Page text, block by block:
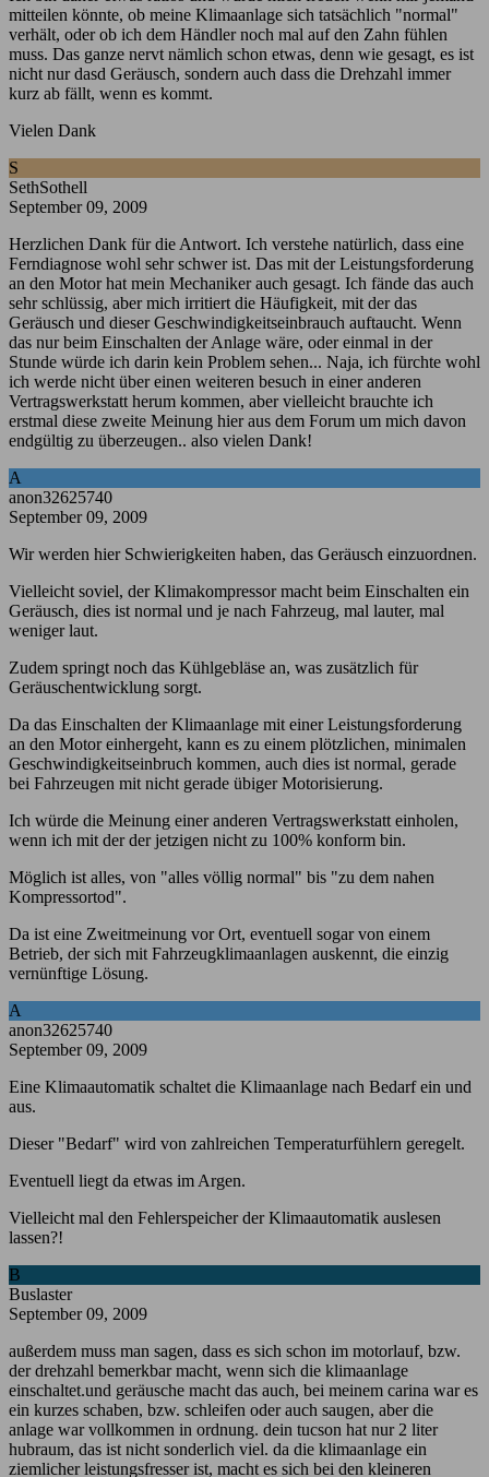
mitteilen könnte, ob meine Klimaanlage sich tatsächlich "normal"
verhält, oder ob ich dem Händler noch mal auf den Zahn fühlen
muss. Das ganze nervt nämlich schon etwas, denn wie gesagt, es ist
nicht nur dasd Geräusch, sondern auch dass die Drehzahl immer
kurz ab fällt, wenn es kommt.
Vielen Dank
S
SethSothell
September 09, 2009
Herzlichen Dank für die Antwort. Ich verstehe natürlich, dass eine
Ferndiagnose wohl sehr schwer ist. Das mit der Leistungsforderung
an den Motor hat mein Mechaniker auch gesagt. Ich fände das auch
sehr schlüssig, aber mich irritiert die Häufigkeit, mit der das
Geräusch und dieser Geschwindigkeitseinbrauch auftaucht. Wenn
das nur beim Einschalten der Anlage wäre, oder einmal in der
Stunde würde ich darin kein Problem sehen... Naja, ich fürchte wohl
ich werde nicht über einen weiteren besuch in einer anderen
Vertragswerkstatt herum kommen, aber vielleicht brauchte ich
erstmal diese zweite Meinung hier aus dem Forum um mich davon
endgültig zu überzeugen.. also vielen Dank!
A
anon32625740
September 09, 2009
Wir werden hier Schwierigkeiten haben, das Geräusch einzuordnen.
Vielleicht soviel, der Klimakompressor macht beim Einschalten ein
Geräusch, dies ist normal und je nach Fahrzeug, mal lauter, mal
weniger laut.
Zudem springt noch das Kühlgebläse an, was zusätzlich für
Geräuschentwicklung sorgt.
Da das Einschalten der Klimaanlage mit einer Leistungsforderung
an den Motor einhergeht, kann es zu einem plötzlichen, minimalen
Geschwindigkeitseinbruch kommen, auch dies ist normal, gerade
bei Fahrzeugen mit nicht gerade übiger Motorisierung.
Ich würde die Meinung einer anderen Vertragswerkstatt einholen,
wenn ich mit der der jetzigen nicht zu 100% konform bin.
Möglich ist alles, von "alles völlig normal" bis "zu dem nahen
Kompressortod".
Da ist eine Zweitmeinung vor Ort, eventuell sogar von einem
Betrieb, der sich mit Fahrzeugklimaanlagen auskennt, die einzig
vernünftige Lösung.
A
anon32625740
September 09, 2009
Eine Klimaautomatik schaltet die Klimaanlage nach Bedarf ein und
aus.
Dieser "Bedarf" wird von zahlreichen Temperaturfühlern geregelt.
Eventuell liegt da etwas im Argen.
Vielleicht mal den Fehlerspeicher der Klimaautomatik auslesen
lassen?!
B
Buslaster
September 09, 2009
außerdem muss man sagen, dass es sich schon im motorlauf, bzw.
der drehzahl bemerkbar macht, wenn sich die klimaanlage
einschaltet.und geräusche macht das auch, bei meinem carina war es
ein kurzes schaben, bzw. schleifen oder auch saugen, aber die
anlage war vollkommen in ordnung. dein tucson hat nur 2 liter
hubraum, das ist nicht sonderlich viel. da die klimaanlage ein
ziemlicher leistungsfresser ist, macht es sich bei den kleineren